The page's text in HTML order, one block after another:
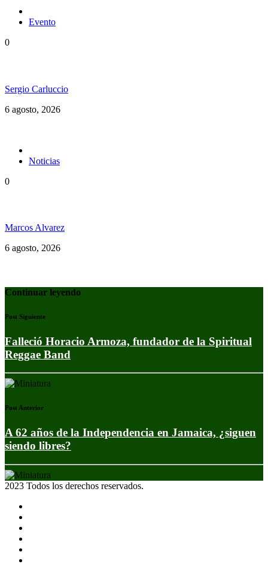
Evento
0
Sergio Carluccio
6 agosto, 2026
Noticias
0
Marcos Alvarez
6 agosto, 2026
Continuar leyendo
Post Siguiente
Falleció Horacio Armoza, fundador de la Spiritual
Reggae Band
Post Anterior
A 62 años de la Independencia en Jamaica, ¿siguen
siendo libres?
2023 Todos los derechos reservados.